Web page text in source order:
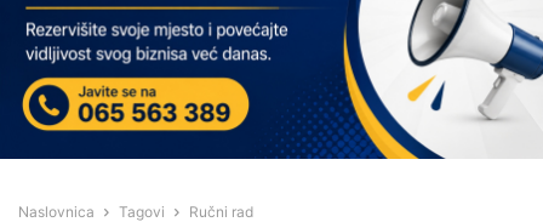
Naslovnica Tagovi Ručni rad